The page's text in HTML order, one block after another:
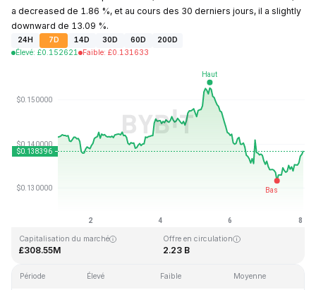
a decreased de 1.86 %, et au cours des 30 derniers jours, il a slightly
downward de 13.09 %.
24H 7D 14D 30D 60D
200D
Élevé: £0.152621 Faible: £0.131633
Dernière mise à jour : 2026-08-08, 01:53 GMT+0
Capitalisation du marché
£308.55M
Offre en circulation
2.23 B
Période Élevé Faible Moyenne